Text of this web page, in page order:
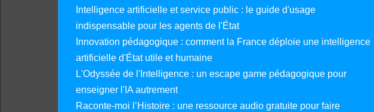
Intelligence artificielle et service public : le guide d'usage
indispensable pour les agents de l'État
Innovation pédagogique : comment la France déploie une intelligence
artificielle d'État utile et humaine
L'Odyssée de l'Intelligence : un escape game pédagogique pour
enseigner l'IA autrement
Raconte-moi l’Histoire : une ressource audio gratuite pour faire